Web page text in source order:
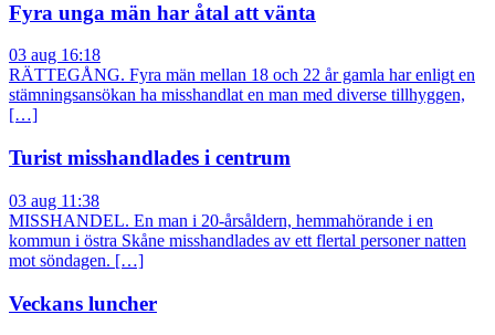
Fyra unga män har åtal att vänta
03 aug 16:18
RÄTTEGÅNG. Fyra män mellan 18 och 22 år gamla har enligt en
stämningsansökan ha misshandlat en man med diverse tillhyggen,
[…]
Turist misshandlades i centrum
03 aug 11:38
MISSHANDEL. En man i 20-årsåldern, hemmahörande i en
kommun i östra Skåne misshandlades av ett flertal personer natten
mot söndagen. […]
Veckans luncher